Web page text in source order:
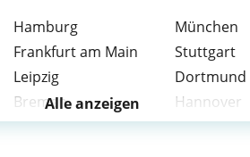
Hamburg
München
Frankfurt am Main
Stuttgart
Leipzig
Dortmund
Bremen
Hannover
Bochum
Wuppertal
Alle anzeigen